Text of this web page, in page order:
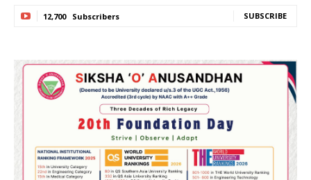
12,700 Subscribers SUBSCRIBE